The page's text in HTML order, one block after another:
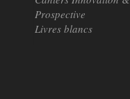
Prospective
Livres blancs